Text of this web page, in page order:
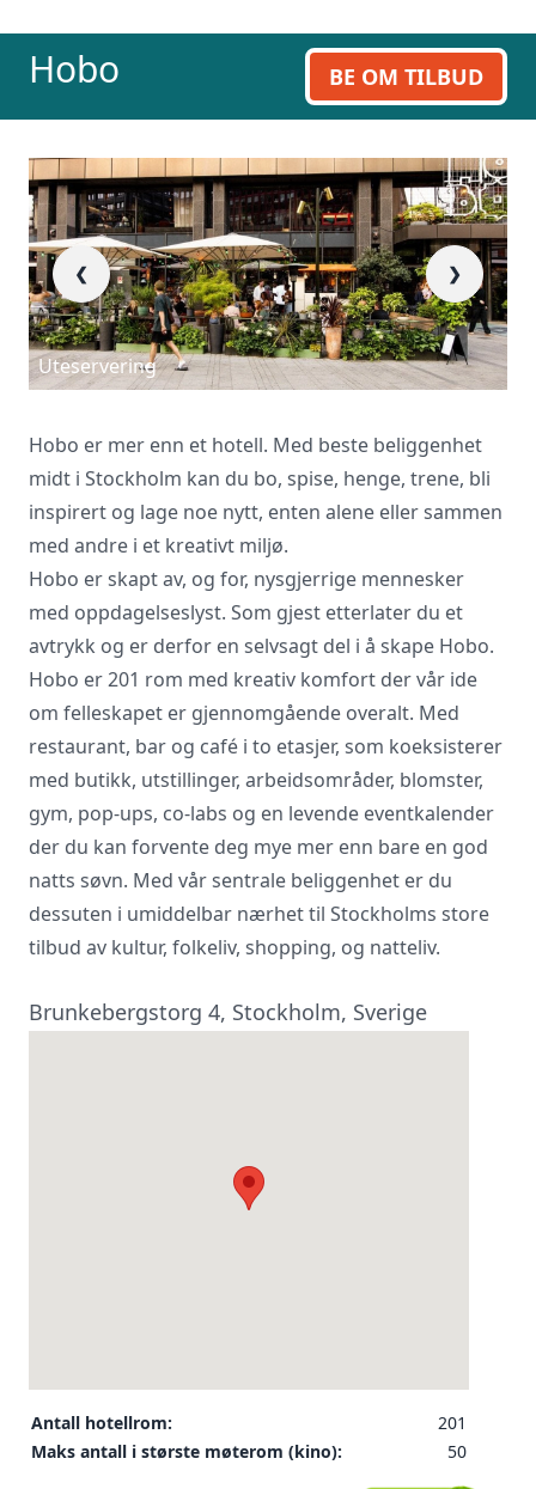
Hobo BE OM TILBUD
❮ ❯
Uteservering
Hobo er mer enn et hotell. Med beste beliggenhet
midt i Stockholm kan du bo, spise, henge, trene, bli
inspirert og lage noe nytt, enten alene eller sammen
med andre i et kreativt miljø.
Hobo er skapt av, og for, nysgjerrige mennesker
med oppdagelseslyst. Som gjest etterlater du et
avtrykk og er derfor en selvsagt del i å skape Hobo.
Hobo er 201 rom med kreativ komfort der vår ide
om felleskapet er gjennomgående overalt. Med
restaurant, bar og café i to etasjer, som koeksisterer
med butikk, utstillinger, arbeidsområder, blomster,
gym, pop-ups, co-labs og en levende eventkalender
der du kan forvente deg mye mer enn bare en god
natts søvn. Med vår sentrale beliggenhet er du
dessuten i umiddelbar nærhet til Stockholms store
tilbud av kultur, folkeliv, shopping, og natteliv.
Brunkebergstorg 4, Stockholm, Sverige
Antall hotellrom:
201
Maks antall i største møterom (kino):
50
Vi innhenter uforpliktende tilbud, gir
råd og forhandler priser og
betingelser, bestiller på ønsket sted,
gjennomgår kontrakt og følger opp
for deg som kunde, og det er ingen
påslag i prisene.
LUKK VINDU SEND FORESPØRSEL